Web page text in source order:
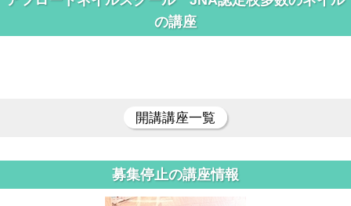
の講座
開講講座一覧
募集停止の講座情報